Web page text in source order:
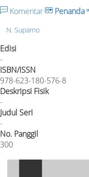
Komentar Penanda
N. Suparno
Edisi
-
ISBN/ISSN
978-623-180-576-8
Deskripsi Fisik
-
Judul Seri
-
No. Panggil
300